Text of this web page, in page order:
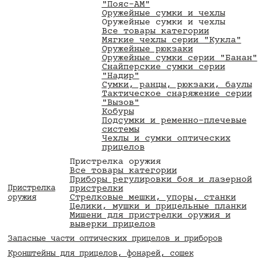
"Пояс-АМ"
Оружейные сумки и чехлы
Оружейные сумки и чехлы
Все товары категории
Мягкие чехлы серии "Кукла"
Оружейные рюкзаки
Оружейные сумки серии "Банан"
Снайперские сумки серии
"Надир"
Сумки, ранцы, рюкзаки, баулы
Тактическое снаряжение серии
"Вызов"
Кобуры
Подсумки и ременно-плечевые
системы
Чехлы и сумки оптических
прицелов
Пристрелка
оружия
Пристрелка оружия
Все товары категории
Приборы регулировки боя и лазерной
пристрелки
Стрелковые мешки, упоры, станки
Целики, мушки и прицельные планки
Мишени для пристрелки оружия и
выверки прицелов
Запасные части оптических прицелов и приборов
Кронштейны для прицелов, фонарей, сошек